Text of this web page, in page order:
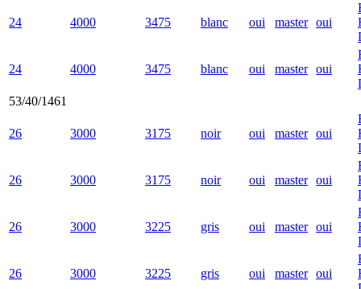
24 4000 3475 blanc oui master oui
24 4000 3475 blanc oui master oui
53/40/1461
26 3000 3175 noir oui master oui
26 3000 3175 noir oui master oui
26 3000 3225 gris oui master oui
26 3000 3225 gris oui master oui